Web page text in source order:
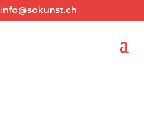
info@sokunst.ch